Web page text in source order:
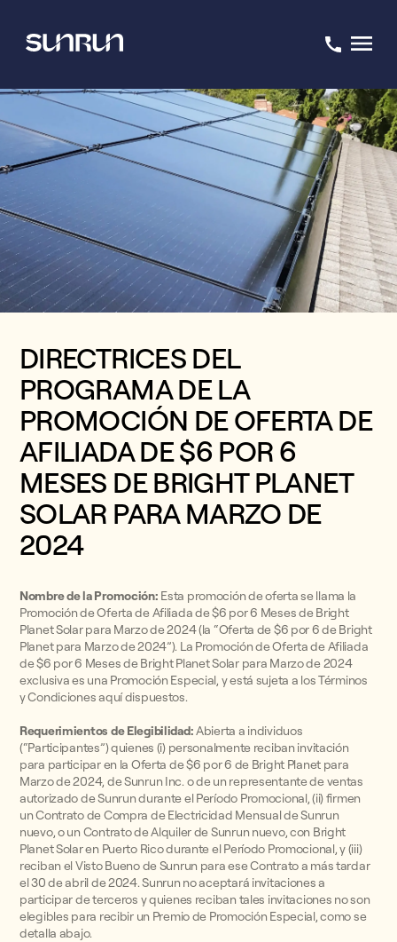
DIRECTRICES DEL
PROGRAMA DE LA
PROMOCIÓN DE OFERTA DE
AFILIADA DE $6 POR 6
MESES DE BRIGHT PLANET
SOLAR PARA MARZO DE
2024
Nombre de la Promoción: Esta promoción de oferta se llama la
Promoción de Oferta de Afiliada de $6 por 6 Meses de Bright
Planet Solar para Marzo de 2024 (la “Oferta de $6 por 6 de Bright
Planet para Marzo de 2024”). La Promoción de Oferta de Afiliada
de $6 por 6 Meses de Bright Planet Solar para Marzo de 2024
exclusiva es una Promoción Especial, y está sujeta a los Términos
y Condiciones aquí dispuestos.
Requerimientos de Elegibilidad:Abierta a individuos
(“Participantes”) quienes (i) personalmente reciban invitación
para participar en la Oferta de $6 por 6 de Bright Planet para
Marzo de 2024, de Sunrun Inc. o de un representante de ventas
autorizado de Sunrun durante el Período Promocional, (ii) firmen
un Contrato de Compra de Electricidad Mensual de Sunrun
nuevo, o un Contrato de Alquiler de Sunrun nuevo, con Bright
Planet Solar en Puerto Rico durante el Período Promocional, y (iii)
reciban el Visto Bueno de Sunrun para ese Contrato a más tardar
el 30 de abril de 2024. Sunrun no aceptará invitaciones a
participar de terceros y quienes reciban tales invitaciones no son
elegibles para recibir un Premio de Promoción Especial, como se
detalla abajo.